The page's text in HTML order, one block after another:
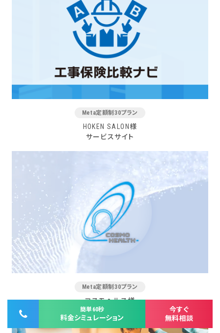
簡単60秒
料金シミュレーション
今すぐ
無料相談
Meta定額制30プラン
HOKEN SALON様
サービスサイト
Meta定額制30プラン
コスモヘルス様
コーポレートサイト